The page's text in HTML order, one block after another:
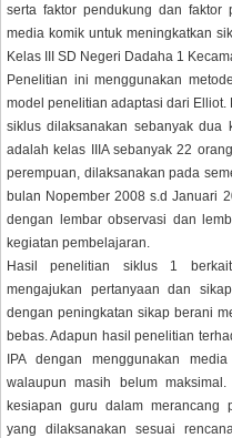
serta faktor pendukung dan faktor
media komik untuk meningkatkan
Kelas III SD Negeri Dadaha 1
Penelitian ini menggunakan
model penelitian adaptasi dari
siklus dilaksanakan sebanyak dua
adalah kelas IIIA sebanyak 22
perempuan, dilaksanakan pada
bulan Nopember 2008 s.d Januari
dengan lembar observasi dan
kegiatan pembelajaran.
Hasil penelitian siklus 1
mengajukan pertanyaan dan
dengan peningkatan sikap berani
bebas. Adapun hasil penelitian
IPA dengan menggunakan
walaupun masih belum
kesiapan guru dalam merancang
yang dilaksanakan sesuai